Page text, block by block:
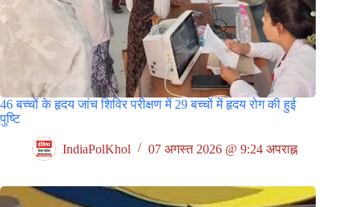
46 बच्चों के हृदय जांच शिविर परीक्षण में 29 बच्चों में हृदय रोग की हुई
पुष्टि
IndiaPolKhol 07 अगस्त 2026 @ 9:24 अपराह्न